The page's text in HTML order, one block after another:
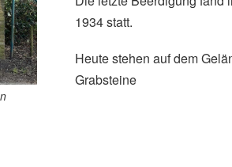
1934 statt.
Heute stehen auf dem
Grabsteine